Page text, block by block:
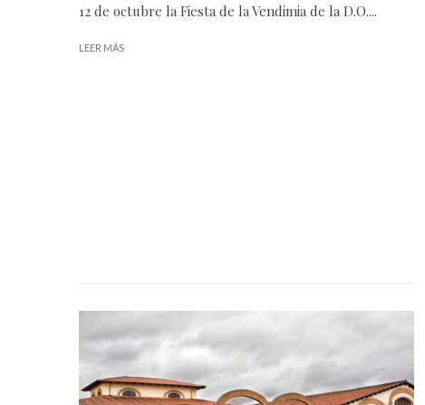
12 de octubre la Fiesta de la Vendimia de la D.O....
LEER MÁS